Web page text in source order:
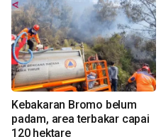
Kebakaran Bromo belum
padam, area terbakar capai
120 hektare